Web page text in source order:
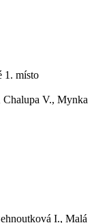
1. místo
V., Mynka
I., Malá